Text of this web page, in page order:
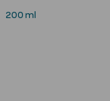
200 ml